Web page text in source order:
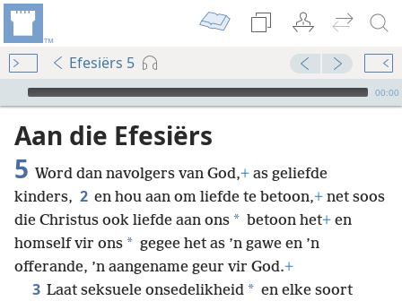
Efesiërs 5
Audio Player
00:00
Aan die Efesiërs
5 Word dan navolgers van God,+ as geliefde
kinders, 2 en hou aan om liefde te betoon,+ net soos
die Christus ook liefde aan ons * betoon het+ en
homself vir ons * gegee het as ’n gawe en ’n
offerande, ’n aangename geur vir God.+
3 Laat seksuele onsedelikheid * en elke soort